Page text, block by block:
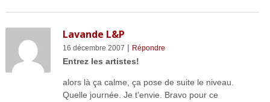
Lavande L&P
16 décembre 2007 | Répondre
Entrez les artistes!
alors là ça calme, ça pose de suite le niveau.
Quelle journée. Je t’envie. Bravo pour ce